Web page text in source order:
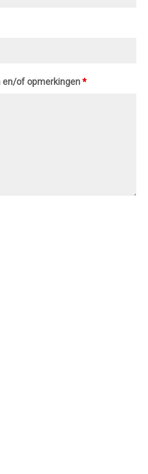
en/of opmerkingen*